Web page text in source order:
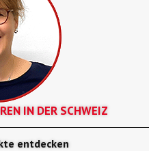
IN DER SCHWEIZ
entdecken